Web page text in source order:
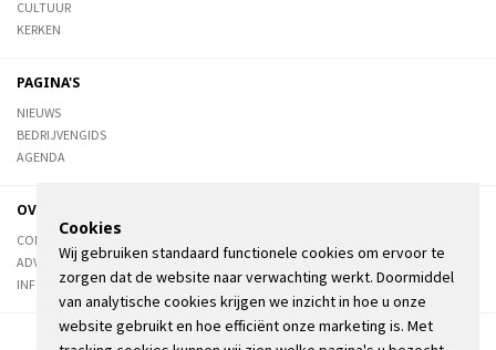
CULTUUR
KERKEN
PAGINA'S
NIEUWS
BEDRIJVENGIDS
AGENDA
OVER DE STIENSER
CONTACT
ADVERTEREN
INFORMATIE
Cookies
Wij gebruiken standaard functionele cookies om ervoor te
zorgen dat de website naar verwachting werkt. Doormiddel
van analytische cookies krijgen we inzicht in hoe u onze
website gebruikt en hoe efficiënt onze marketing is. Met